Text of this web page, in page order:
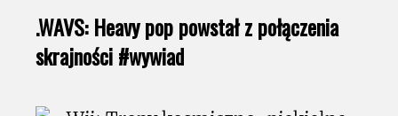
.WAVS: Heavy pop powstał z połączenia
skrajności #wywiad